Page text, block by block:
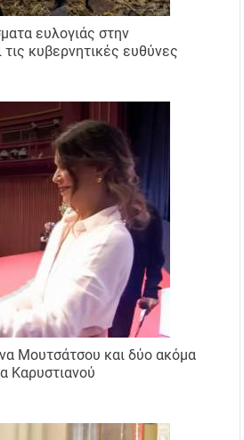
ευλογιάς στην
κυβερνητικές ευθύνες
Μουτσάτσου και δύο ακόμα
Καρυστιανού